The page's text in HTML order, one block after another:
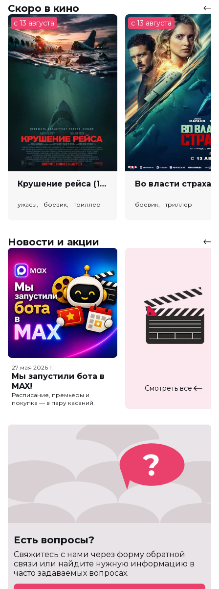
Скоро в кино
с 13 августа
Крушение рейса (18+)
ужасы, боевик, триллер
с 13 августа
боевик, триллер
Новости и акции
27 мая 2026 г.
Мы запустили бота в
MAX!
Расписание, премьеры и
покупка — в пару касаний.
Смотреть все
Есть вопросы?
Cвяжитесь с нами через форму обратной
связи или найдите нужную информацию в
часто задаваемых вопросах.